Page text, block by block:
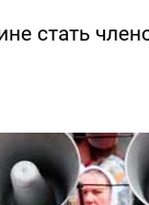
стать